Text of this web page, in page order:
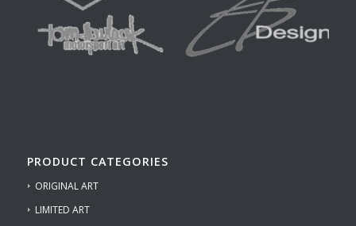
PRODUCT CATEGORIES
ORIGINAL ART
LIMITED ART